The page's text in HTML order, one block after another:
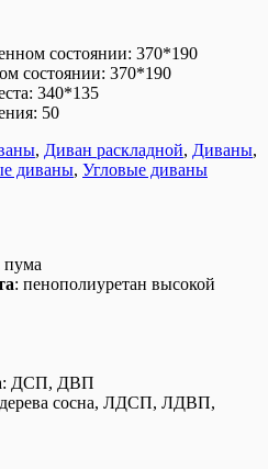
состоянии: 370*190
состоянии: 370*190
340*135
50
, Диван раскладной, Диваны,
диваны, Угловые диваны
пума
: пенополиуретан высокой
ДСП, ДВП
сосна, ЛДСП, ЛДВП,